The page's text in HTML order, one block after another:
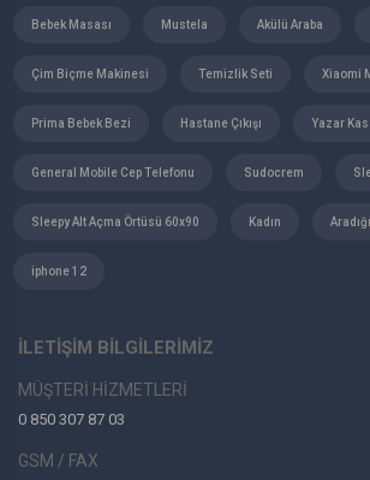
Bebek Masası Mustela Akülü Araba
Çim Biçme Makinesi Temizlik Seti Xiaomi
Prima Bebek Bezi Hastane Çıkışı Yazar
General Mobile Cep Telefonu Sudocrem
Sleepy Alt Açma Örtüsü 60x90 Kadın
iphone 12
İLETİŞİM BİLGİLERİMİZ
MÜŞTERİ HİZMETLERİ
0 850 307 87 03
GSM / FAX